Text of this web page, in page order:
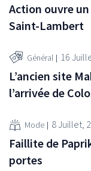
Action ouvre
Saint-Lambert
Général 16
L’ancien site
l’arrivée de
Mode 8 Juillet,
Faillite de
portes